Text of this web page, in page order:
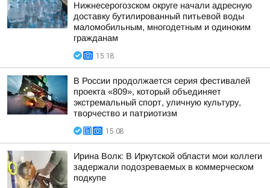
Нижнесерогозском округе начали адресную
доставку бутилированный питьевой воды
маломобильным, многодетным и одиноким
гражданам
15:18
В России продолжается серия фестивалей
проекта «809», который объединяет
экстремальный спорт, уличную культуру,
творчество и патриотизм
15:08
Ирина Волк: В Иркутской области мои коллеги
задержали подозреваемых в коммерческом
подкупе